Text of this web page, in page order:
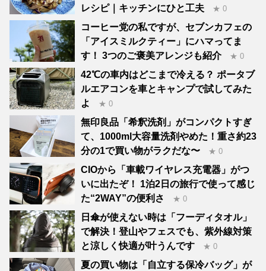
レシピ｜キッチンにひと工夫
★ 0
コーヒー党の私ですが、セブンカフェの
「アイスミルクティー」にハマってま
す！ 3つのご褒美アレンジも紹介
★ 0
42℃の車内はどこまで冷える？ ポータブ
ルエアコンを車とキャンプで試してみた
よ
★ 0
無印良品「希釈洗剤」がコンパクトすぎ
て、1000ml大容量洗剤やめた！重さ約23
分の1で買い物がラクだな〜
★ 0
CIOから「車載ワイヤレス充電器」がつ
いに出たぞ！ 1泊2日の旅行で使って感じ
た“2WAY”の便利さ
★ 0
日傘が使えない時は「フーディタオル」
で解決！登山やフェスでも、紫外線対策
と涼しく快適が叶うんです
★ 0
夏の買い物は「自立する保冷バッグ」が